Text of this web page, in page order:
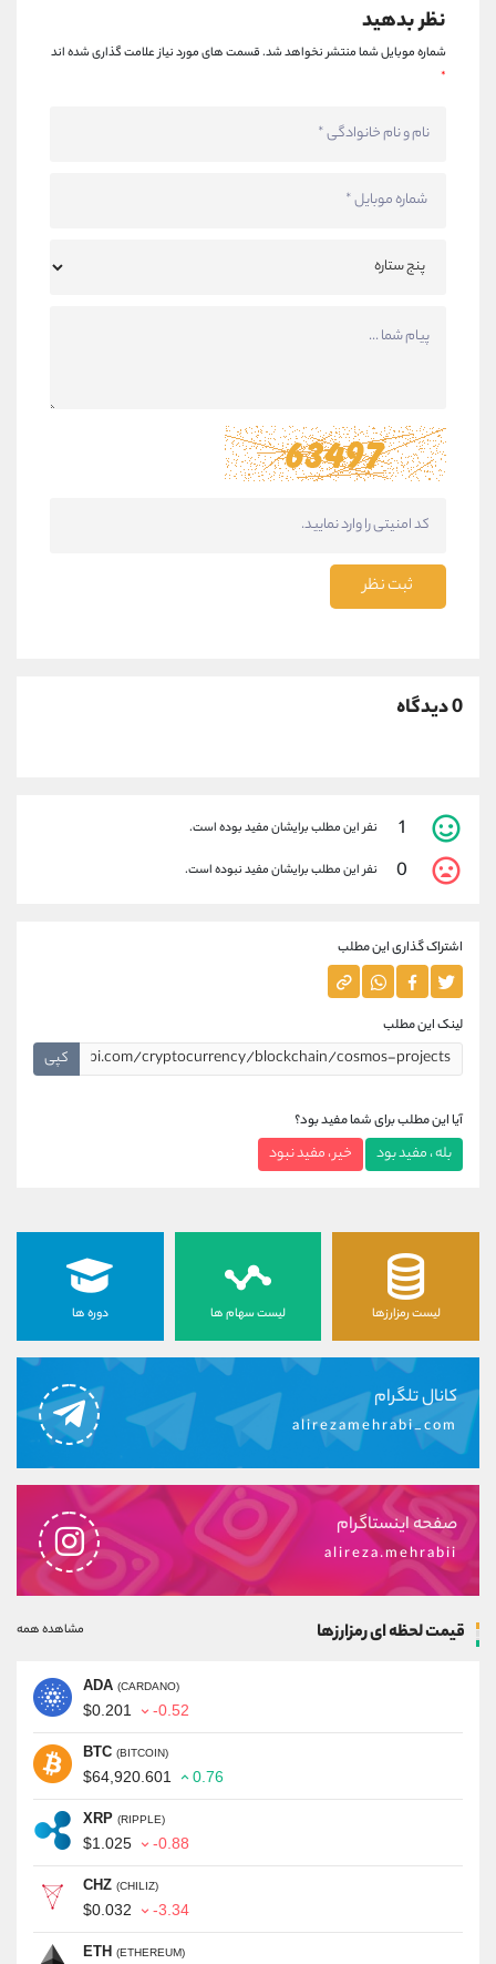
نظر بدهید
شماره موبایل شما منتشر نخواهد شد.قسمت های مورد نیاز علامت گذاری شده اند
*
ثبت نظر
0 دیدگاه
1 نفر این مطلب برایشان مفید بوده است.
0 نفر این مطلب برایشان مفید نبوده است.
اشتراک گذاری این مطلب
لینک این مطلب
کپی
آیا این مطلب برای شما مفید بود؟
بله ، مفید بود خیر ، مفید نبود
لیست رمزارزها لیست سهام ها دوره ها
کانال تلگرام
alirezamehrabi_com
صفحه اینستاگرام
alireza.mehrabii
قیمت لحظه ای رمزارزها مشاهده همه
ADA (CARDANO)
$0.201 -0.52
BTC (BITCOIN)
$64,920.601 0.76
XRP (RIPPLE)
$1.025 -0.88
CHZ (CHILIZ)
$0.032 -3.34
ETH (ETHEREUM)